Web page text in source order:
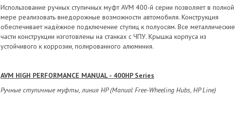
Использование ручных ступичных муфт AVM 400-й серии позволяет в полной
мере реализовать внедорожные возможности автомобиля. Конструкция
обеспечивает надёжное подключение ступиц к полуосям. Все металлические
части конструкции изготовлены на станках с ЧПУ. Крышка корпуса из
устойчивого к коррозии, полированного алюминия.
AVM HIGH PERFORMANCE MANUAL - 400HP Series
Ручные ступичные муфты, линия HP (Manual Free-Wheeling Hubs, HP Line)